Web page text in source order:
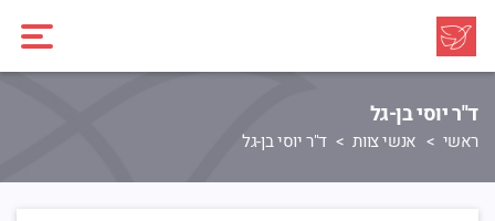
ד"ר יוסי בן-גל
ראשי אנשי צוות ד"ר יוסי בן-גל